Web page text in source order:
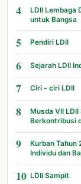
4
LDII Lembaga
untuk Bangsa
5 Pendiri LDII
6 Sejarah LDII
7 Ciri - ciri LDII
8
Musda VII
Berkontribusi
9
Kurban Tahun
Individu dan
10 LDII Sampit